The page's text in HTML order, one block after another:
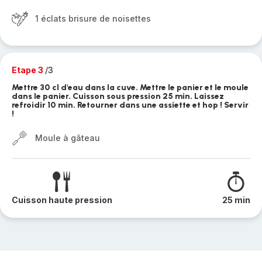
1 éclats brisure de noisettes
Etape 3 /3
Mettre 30 cl d'eau dans la cuve. Mettre le panier et le moule
dans le panier. Cuisson sous pression 25 min. Laissez
refroidir 10 min. Retourner dans une assiette et hop ! Servir
!
Moule à gâteau
Cuisson haute pression 25 min